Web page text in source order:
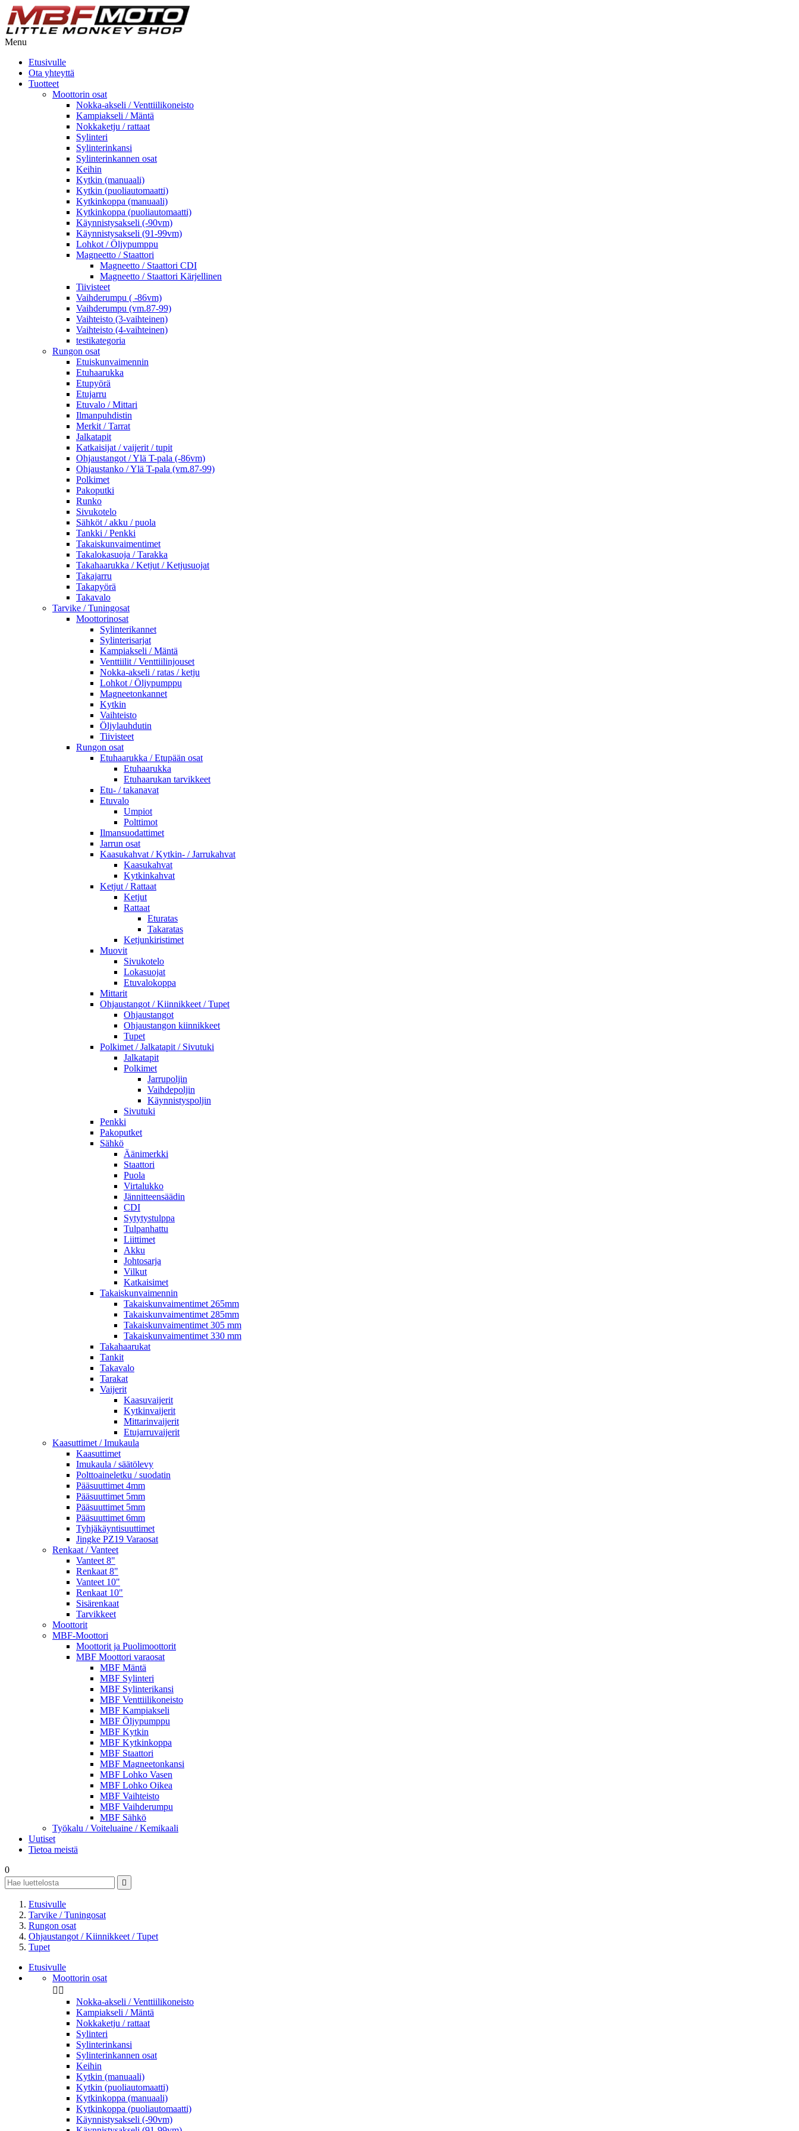
Menu
Etusivulle
Ota yhteyttä
Tuotteet
Moottorin osat
Nokka-akseli / Venttiilikoneisto
Kampiakseli / Mäntä
Nokkaketju / rattaat
Sylinteri
Sylinterinkansi
Sylinterinkannen osat
Keihin
Kytkin (manuaali)
Kytkin (puoliautomaatti)
Kytkinkoppa (manuaali)
Kytkinkoppa (puoliautomaatti)
Käynnistysakseli (-90vm)
Käynnistysakseli (91-99vm)
Lohkot / Öljypumppu
Magneetto / Staattori
Magneetto / Staattori CDI
Magneetto / Staattori Kärjellinen
Tiivisteet
Vaihderumpu ( -86vm)
Vaihderumpu (vm.87-99)
Vaihteisto (3-vaihteinen)
Vaihteisto (4-vaihteinen)
testikategoria
Rungon osat
Etuiskunvaimennin
Etuhaarukka
Etupyörä
Etujarru
Etuvalo / Mittari
Ilmanpuhdistin
Merkit / Tarrat
Jalkatapit
Katkaisijat / vaijerit / tupit
Ohjaustangot / Ylä T-pala (-86vm)
Ohjaustanko / Ylä T-pala (vm.87-99)
Polkimet
Pakoputki
Runko
Sivukotelo
Sähköt / akku / puola
Tankki / Penkki
Takaiskunvaimentimet
Takalokasuoja / Tarakka
Takahaarukka / Ketjut / Ketjusuojat
Takajarru
Takapyörä
Takavalo
Tarvike / Tuningosat
Moottorinosat
Sylinterikannet
Sylinterisarjat
Kampiakseli / Mäntä
Venttiilit / Venttiilinjouset
Nokka-akseli / ratas / ketju
Lohkot / Öljypumppu
Magneetonkannet
Kytkin
Vaihteisto
Öljylauhdutin
Tiivisteet
Rungon osat
Etuhaarukka / Etupään osat
Etuhaarukka
Etuhaarukan tarvikkeet
Etu- / takanavat
Etuvalo
Umpiot
Polttimot
Ilmansuodattimet
Jarrun osat
Kaasukahvat / Kytkin- / Jarrukahvat
Kaasukahvat
Kytkinkahvat
Ketjut / Rattaat
Ketjut
Rattaat
Eturatas
Takaratas
Ketjunkiristimet
Muovit
Sivukotelo
Lokasuojat
Etuvalokoppa
Mittarit
Ohjaustangot / Kiinnikkeet / Tupet
Ohjaustangot
Ohjaustangon kiinnikkeet
Tupet
Polkimet / Jalkatapit / Sivutuki
Jalkatapit
Polkimet
Jarrupoljin
Vaihdepoljin
Käynnistyspoljin
Sivutuki
Penkki
Pakoputket
Sähkö
Äänimerkki
Staattori
Puola
Virtalukko
Jännitteensäädin
CDI
Sytytystulppa
Tulpanhattu
Liittimet
Akku
Johtosarja
Vilkut
Katkaisimet
Takaiskunvaimennin
Takaiskunvaimentimet 265mm
Takaiskunvaimentimet 285mm
Takaiskunvaimentimet 305 mm
Takaiskunvaimentimet 330 mm
Takahaarukat
Tankit
Takavalo
Tarakat
Vaijerit
Kaasuvaijerit
Kytkinvaijerit
Mittarinvaijerit
Etujarruvaijerit
Kaasuttimet / Imukaula
Kaasuttimet
Imukaula / säätölevy
Polttoaineletku / suodatin
Pääsuuttimet 4mm
Pääsuuttimet 5mm
Pääsuuttimet 5mm
Pääsuuttimet 6mm
Tyhjäkäyntisuuttimet
Jingke PZ19 Varaosat
Renkaat / Vanteet
Vanteet 8"
Renkaat 8"
Vanteet 10"
Renkaat 10"
Sisärenkaat
Tarvikkeet
Moottorit
MBF-Moottori
Moottorit ja Puolimoottorit
MBF Moottori varaosat
MBF Mäntä
MBF Sylinteri
MBF Sylinterikansi
MBF Venttiilikoneisto
MBF Kampiakseli
MBF Öljypumppu
MBF Kytkin
MBF Kytkinkoppa
MBF Staattori
MBF Magneetonkansi
MBF Lohko Vasen
MBF Lohko Oikea
MBF Vaihteisto
MBF Vaihderumpu
MBF Sähkö
Työkalu / Voiteluaine / Kemikaali
Uutiset
Tietoa meistä
0

Etusivulle
Tarvike / Tuningosat
Rungon osat
Ohjaustangot / Kiinnikkeet / Tupet
Tupet
Etusivulle
Moottorin osat
 
Nokka-akseli / Venttiilikoneisto
Kampiakseli / Mäntä
Nokkaketju / rattaat
Sylinteri
Sylinterinkansi
Sylinterinkannen osat
Keihin
Kytkin (manuaali)
Kytkin (puoliautomaatti)
Kytkinkoppa (manuaali)
Kytkinkoppa (puoliautomaatti)
Käynnistysakseli (-90vm)